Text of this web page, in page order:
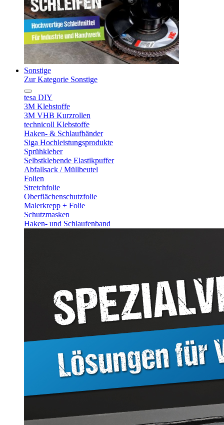
Sonstige
Zur Kategorie Sonstige
tesa DIY
3M Klebstoffe
3M VHB Kurzrollen
technicoll Klebstoffe
Haken- & Schlaufbänder
Siga Hochleistungsprodukte
Sprühkleber
Selbstklebende Elastikpuffer
Abfallsack / Müllbeutel
Folien
Stretchfolie
Oberflächenschutzfolie
Malerkrepp + Folie
Schutzmasken
Haken- und Schlaufenband